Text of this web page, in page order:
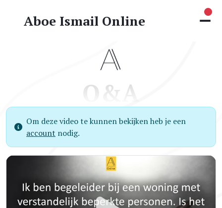
Aboe Ismail Online
Q&A
Om deze video te kunnen bekijken heb je een
account nodig.